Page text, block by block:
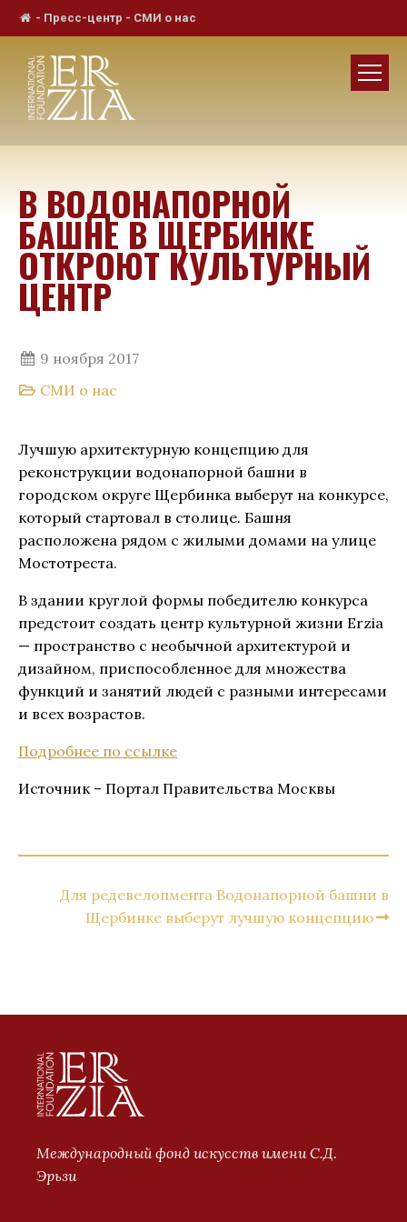
- Пресс-центр - СМИ о нас
В ВОДОНАПОРНОЙ
БАШНЕ В ЩЕРБИНКЕ
ОТКРОЮТ КУЛЬТУРНЫЙ
ЦЕНТР
9 ноября 2017
СМИ о нас
Лучшую архитектурную концепцию для
реконструкции водонапорной башни в
городском округе Щербинка выберут на конкурсе,
который стартовал в столице. Башня
расположена рядом с жилыми домами на улице
Мостотреста.
В здании круглой формы победителю конкурса
предстоит создать центр культурной жизни Erzia
— пространство с необычной архитектурой и
дизайном, приспособленное для множества
функций и занятий людей с разными интересами
и всех возрастов.
Подробнее по ссылке
Источник – Портал Правительства Москвы
Для редевелопмента Водонапорной башни в
Щербинке выберут лучшую концепцию
Международный фонд искусств имени С.Д.
Эрьзи